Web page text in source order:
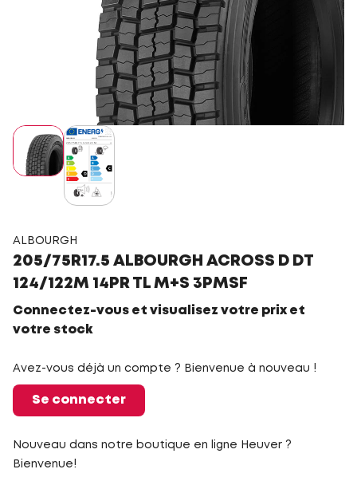
ALBOURGH
205/75R17.5 ALBOURGH ACROSS D DT
124/122M 14PR TL M+S 3PMSF
Connectez-vous et visualisez votre prix et
votre stock
Avez-vous déjà un compte ? Bienvenue à nouveau !
Se connecter
Nouveau dans notre boutique en ligne Heuver ?
Bienvenue!